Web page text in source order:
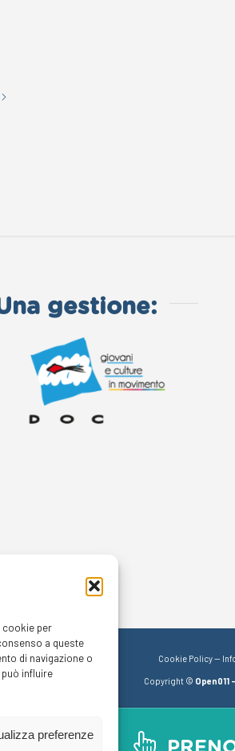
cookie per
a queste
di navigazione o
influire
preferenze
gestione:
Cookie Policy—
Copyright © Open011